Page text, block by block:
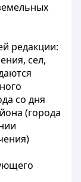
редакции:
сел,
со дня
(города